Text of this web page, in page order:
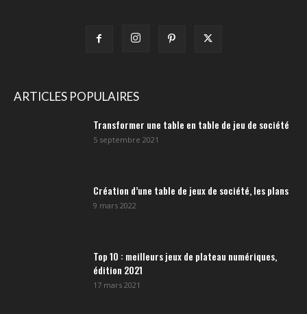
ARTICLES POPULAIRES
Transformer une table en table de jeu de société
5 septembre 2021
Création d’une table de jeux de société, les plans
9 mars 2022
Top 10 : meilleurs jeux de plateau numériques,
édition 2021
17 mars 2021